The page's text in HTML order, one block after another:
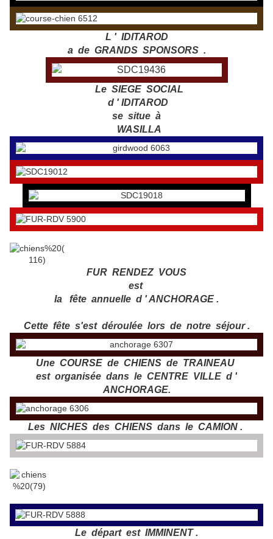
L ' IDITAROD
a de GRANDS SPONSORS .
Le SIEGE SOCIAL
d ' IDITAROD
se situe à
WASILLA
FUR RENDEZ VOUS
est
la
fête annuelle d ' ANCHORAGE .
Cette fête s'est déroulée lors de notre séjour .
Une COURSE de CHIENS de TRAINEAU
est organisée dans le CENTRE VILLE d '
ANCHORAGE.
Les NICHES des CHIENS dans le CAMION .
Le départ est IMMINENT .